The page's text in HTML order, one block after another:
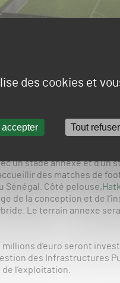
des cookies et
accepter Tout refuser
début d’année, le
stade : le Stade
montant d’environ 230
Arena.
un stade annexe et d’un
des matches de
Sénégal. Côté pelouse,
de la conception et de
Le terrain annexe
millions d’euro seront
des Infrastructures
l’exploitation.